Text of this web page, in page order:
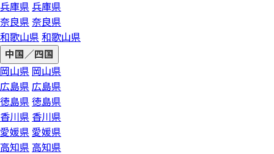
兵庫県 兵庫県
奈良県 奈良県
和歌山県 和歌山県
中国／四国
岡山県 岡山県
広島県 広島県
徳島県 徳島県
香川県 香川県
愛媛県 愛媛県
高知県 高知県